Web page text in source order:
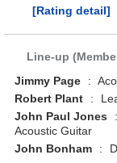
[Rating detail]
Line-up
Jimmy Page
:
Robert Plant
:
John Paul Jones
:
Acoustic Guitar
John Bonham
: